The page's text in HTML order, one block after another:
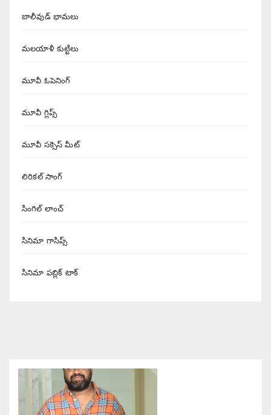
బాలీవుడ్ భామలు
మలయాళీ కుట్టిలు
మూవీ ఓపెనింగ్
మూవీ గ్లిప్స్
మూవీ సక్సెస్ మీట్
లిరికల్ సాంగ్
సింగిల్ లాంచ్
సినిమా గాసిప్స్
సినిమా పబ్లిక్ టాక్